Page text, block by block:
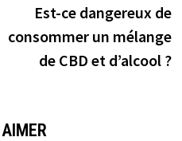
Est-ce dangereux de
consommer un mélange
de CBD et d’alcool ?